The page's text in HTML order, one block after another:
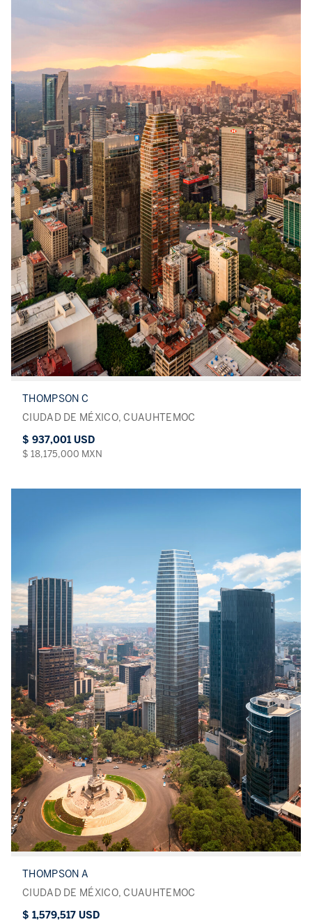
THOMPSON C
CIUDAD DE MÉXICO, CUAUHTEMOC
$ 937,001 USD
$ 18,175,000 MXN
THOMPSON A
CIUDAD DE MÉXICO, CUAUHTEMOC
$ 1,579,517 USD